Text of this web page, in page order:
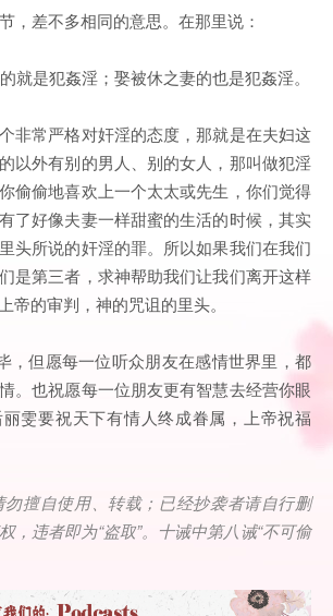
，差不多相同的意思。在那里说：
就是犯姦淫；娶被休之妻的也是犯姦淫。
非常严格对奸淫的态度，那就是在夫妇这
以外有别的男人、别的女人，那叫做犯淫
偷偷地喜欢上一个太太或先生，你们觉得
了好像夫妻一样甜蜜的生活的时候，其实
头所说的奸淫的罪。所以如果我们在我们
是第三者，求神帮助我们让我们离开这样
帝的审判，神的咒诅的里头。
，但愿每一位听众朋友在感情世界里，都
。也祝愿每一位朋友更有智慧去经营你眼
雯要祝天下有情人终成眷属，上帝祝福
勿擅自使用、转载；已经抄袭者请自行删
，违者即为“盗取”。十诫中第八诫“不可偷